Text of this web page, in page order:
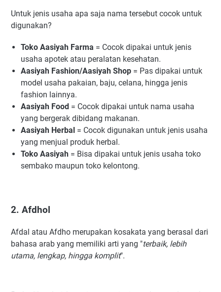
Untuk jenis usaha apa saja nama tersebut cocok untuk
digunakan?
Toko Aasiyah Farma = Cocok dipakai untuk jenis
usaha apotek atau peralatan kesehatan.
Aasiyah Fashion/Aasiyah Shop = Pas dipakai untuk
model usaha pakaian, baju, celana, hingga jenis
fashion lainnya.
Aasiyah Food = Cocok dipakai untuk nama usaha
yang bergerak dibidang makanan.
Aasiyah Herbal = Cocok digunakan untuk jenis usaha
yang menjual produk herbal.
Toko Aasiyah = Bisa dipakai untuk jenis usaha toko
sembako maupun toko kelontong.
2. Afdhol
Afdal atau Afdho merupakan kosakata yang berasal dari
bahasa arab yang memiliki arti yang "terbaik, lebih
utama, lengkap, hingga komplit".